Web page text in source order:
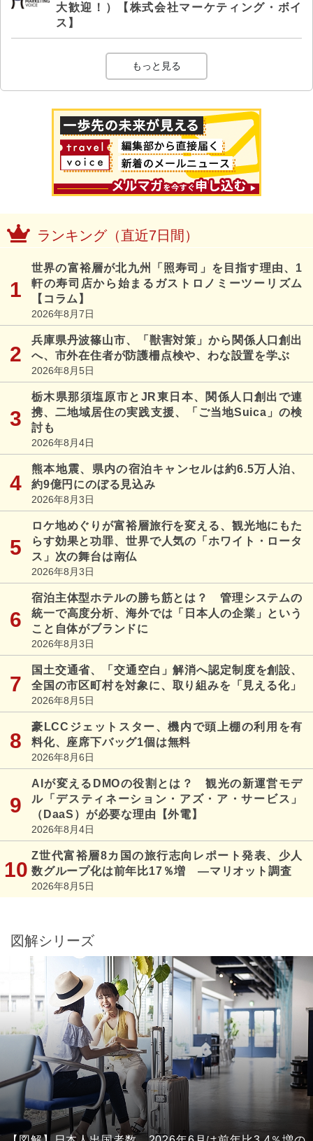
大歓迎！）【株式会社マーケティング・ボイ
ス】
もっと見る
ランキング（直近7日間）
世界の富裕層が北九州「照寿司」を目指す理由、1
軒の寿司店から始まるガストロノミーツーリズム
【コラム】
2026年8月7日
兵庫県丹波篠山市、「獣害対策」から関係人口創出
へ、市外在住者が防護柵点検や、わな設置を学ぶ
2026年8月5日
栃木県那須塩原市とJR東日本、関係人口創出で連
携、二地域居住の実践支援、「ご当地Suica」の検
討も
2026年8月4日
熊本地震、県内の宿泊キャンセルは約6.5万人泊、
約9億円にのぼる見込み
2026年8月3日
ロケ地めぐりが富裕層旅行を変える、観光地にもた
らす効果と功罪、世界で人気の「ホワイト・ロータ
ス」次の舞台は南仏
2026年8月3日
宿泊主体型ホテルの勝ち筋とは？ 管理システムの
統一で高度分析、海外では「日本人の企業」という
こと自体がブランドに
2026年8月3日
国土交通省、「交通空白」解消へ認定制度を創設、
全国の市区町村を対象に、取り組みを「見える化」
2026年8月5日
豪LCCジェットスター、機内で頭上棚の利用を有
料化、座席下バッグ1個は無料
2026年8月6日
AIが変えるDMOの役割とは？ 観光の新運営モデ
ル「デスティネーション・アズ・ア・サービス」
（DaaS）が必要な理由【外電】
2026年8月4日
Z世代富裕層8カ国の旅行志向レポート発表、少人
数グループ化は前年比17％増 ―マリオット調査
2026年8月5日
図解シリーズ